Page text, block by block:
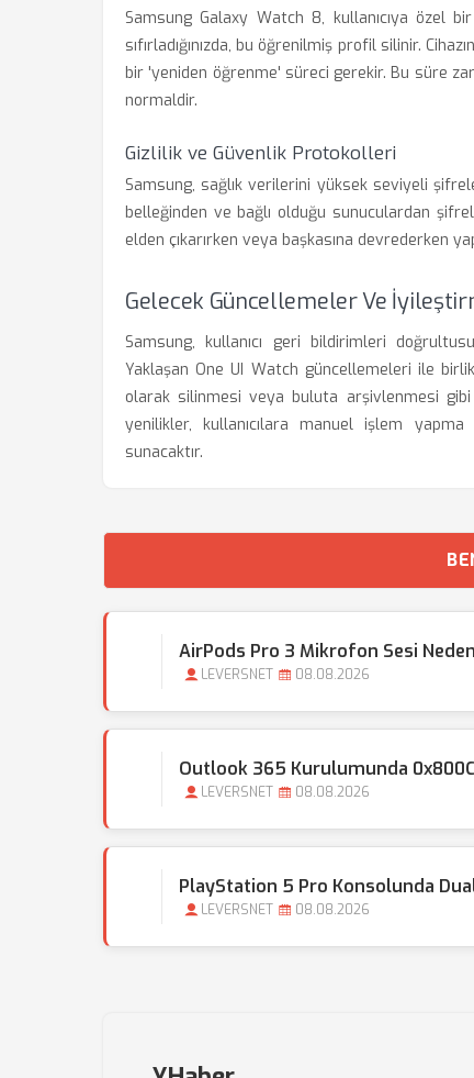
Samsung Galaxy Watch 8, kullanıcıya özel
sıfırladığınızda, bu öğrenilmiş profil silinir.
bir 'yeniden öğrenme' süreci gerekir. Bu süre
normaldir.
Gizlilik ve Güvenlik Protokolleri
Samsung, sağlık verilerini yüksek seviyeli
belleğinden ve bağlı olduğu sunuculardan
elden çıkarırken veya başkasına devrederken
Gelecek Güncellemeler Ve
Samsung, kullanıcı geri bildirimleri
Yaklaşan One UI Watch güncellemeleri ile
olarak silinmesi veya buluta arşivlenmesi
yenilikler, kullanıcılara manuel işlem
sunacaktır.
AirPods Pro 3 Mikrofon Sesi
LEVERSNET 08.08.2026
Outlook 365 Kurulumunda
LEVERSNET 08.08.2026
PlayStation 5 Pro Konsolunda
LEVERSNET 08.08.2026